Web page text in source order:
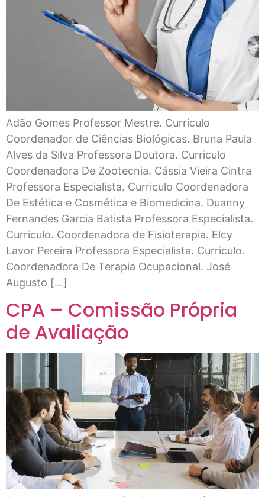
Adão Gomes Professor Mestre. Curriculo
Coordenador de Ciências Biológicas. Bruna Paula
Alves da Silva Professora Doutora. Curriculo
Coordenadora De Zootecnia. Cássia Vieira Cintra
Professora Especialista. Curriculo Coordenadora
De Estética e Cosmética e Biomedicina. Duanny
Fernandes Garcia Batista Professora Especialista.
Curriculo. Coordenadora de Fisioterapia. Elcy
Lavor Pereira Professora Especialista. Curriculo.
Coordenadora De Terapia Ocupacional. José
Augusto […]
CPA – Comissão Própria
de Avaliação